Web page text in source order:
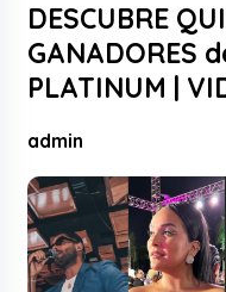
DESCUBRE
GANADORES
PLATINUM |
admin